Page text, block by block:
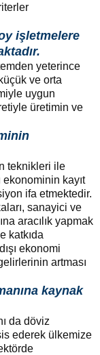
işletmelere
yeterince
ve orta
uygun
üretimin ve
teknikleri ile
ekonominin kayıt
ifa etmektedir.
sanayici ve
aracılık yapmak
katkıda
ekonomi
artması
kaynak
da döviz
ederek ülkemize